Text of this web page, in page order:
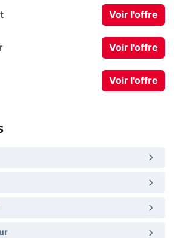
Voir l'offre
Voir l'offre
Voir l'offre